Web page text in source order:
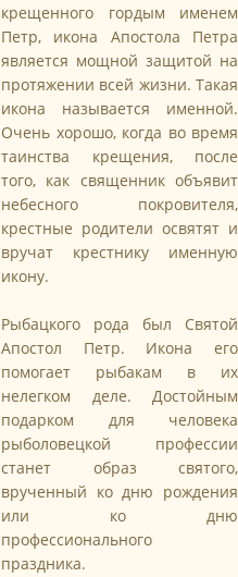
крещенного гордым именем
Петр, икона Апостола Петра
является мощной защитой на
протяжении всей жизни. Такая
икона называется именной.
Очень хорошо, когда во время
таинства крещения, после
того, как священник объявит
небесного покровителя,
крестные родители освятят и
вручат крестнику именную
икону.
Рыбацкого рода был Святой
Апостол Петр. Икона его
помогает рыбакам в их
нелегком деле. Достойным
подарком для человека
рыболовецкой профессии
станет образ святого,
врученный ко дню рождения
или ко дню
профессионального
праздника.